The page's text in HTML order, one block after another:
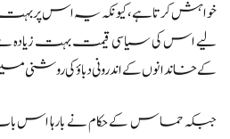
خواہش کرتا ہے، کیونکہ یہ اس پر بہت
لیے اس کی سیاسی قیمت بہت زیادہ
کے خاندانوں کے اندرونی دباؤ کی روشنی
جبکہ حماس کے حکام نے بارہا اس